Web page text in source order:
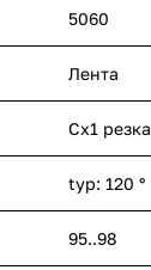
5060
Лента
Cx1 резка
typ: 120 °
95..98